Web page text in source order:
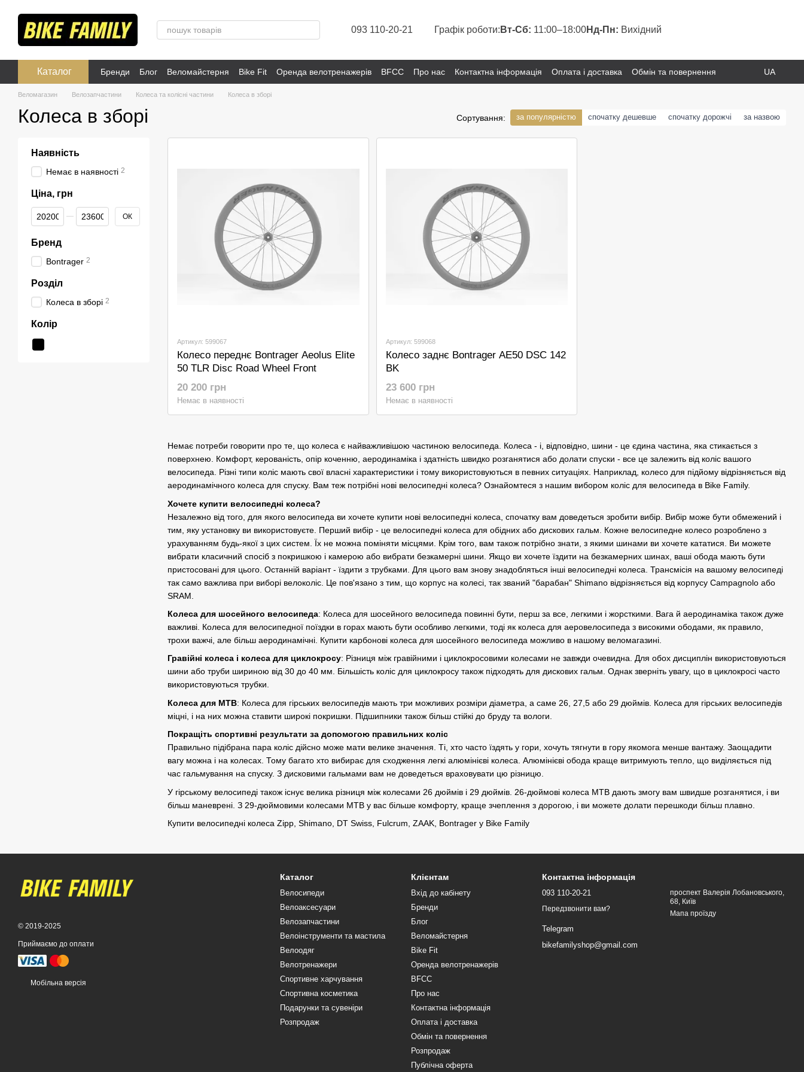
093 110-20-21 Графік роботи: Вт-Сб: 11:00–18:00Нд-Пн: Вихідний
Каталог Бренди Блог Веломайстерня Bike Fit Оренда велотренажерів BFCC Про нас Контактна інформація Оплата і доставка
Обмін та повернення
Розпродаж
Публічна оферта
UA
Веломагазин Велозапчастини Колеса та колісні частини Колеса в зборі
Колеса в зборі Сортування: за популярністю спочатку дешевше спочатку дорожчі за назвою
Немає потреби говорити про те, що колеса є найважливішою частиною велосипеда. Колеса - і, відповідно, шини - це єдина частина, яка стикається з
поверхнею. Комфорт, керованість, опір коченню, аеродинаміка і здатність швидко розганятися або долати спуски - все це залежить від коліс вашого
велосипеда. Різні типи коліс мають свої власні характеристики і тому використовуються в певних ситуаціях. Наприклад, колесо для підйому відрізняється від
аеродинамічного колеса для спуску. Вам теж потрібні нові велосипедні колеса? Ознайомтеся з нашим вибором коліс для велосипеда в Bike Family.
Хочете купити велосипедні колеса?
Незалежно від того, для якого велосипеда ви хочете купити нові велосипедні колеса, спочатку вам доведеться зробити вибір. Вибір може бути обмежений і
тим, яку установку ви використовуєте. Перший вибір - це велосипедні колеса для обідних або дискових гальм. Кожне велосипедне колесо розроблено з
урахуванням будь-якої з цих систем. Їх не можна поміняти місцями. Крім того, вам також потрібно знати, з якими шинами ви хочете кататися. Ви можете
вибрати класичний спосіб з покришкою і камерою або вибрати безкамерні шини. Якщо ви хочете їздити на безкамерних шинах, ваші обода мають бути
пристосовані для цього. Останній варіант - їздити з трубками. Для цього вам знову знадобляться інші велосипедні колеса. Трансмісія на вашому велосипеді
так само важлива при виборі велоколіс. Це пов'язано з тим, що корпус на колесі, так званий "барабан" Shimano відрізняється від корпусу Campagnolo або
SRAM.
Колеса для шосейного велосипеда: Колеса для шосейного велосипеда повинні бути, перш за все, легкими і жорсткими. Вага й аеродинаміка також дуже
важливі. Колеса для велосипедної поїздки в горах мають бути особливо легкими, тоді як колеса для аеровелосипеда з високими ободами, як правило,
трохи важчі, але більш аеродинамічні. Купити карбонові колеса для шосейного велосипеда можливо в нашому веломагазині.
Гравійні колеса і колеса для циклокросу: Різниця між гравійними і циклокросовими колесами не завжди очевидна. Для обох дисциплін використовуються
шини або труби шириною від 30 до 40 мм. Більшість коліс для циклокросу також підходять для дискових гальм. Однак зверніть увагу, що в циклокросі часто
використовуються трубки.
Колеса для MTB: Колеса для гірських велосипедів мають три можливих розміри діаметра, а саме 26, 27,5 або 29 дюймів. Колеса для гірських велосипедів
міцні, і на них можна ставити широкі покришки. Підшипники також більш стійкі до бруду та вологи.
Покращіть спортивні результати за допомогою правильних коліс
Правильно підібрана пара коліс дійсно може мати велике значення. Ті, хто часто їздять у гори, хочуть тягнути в гору якомога менше вантажу. Заощадити
вагу можна і на колесах. Тому багато хто вибирає для сходження легкі алюмінієві колеса. Алюмінієві обода краще витримують тепло, що виділяється під
час гальмування на спуску. З дисковими гальмами вам не доведеться враховувати цю різницю.
У гірському велосипеді також існує велика різниця між колесами 26 дюймів і 29 дюймів. 26-дюймові колеса MTB дають змогу вам швидше розганятися, і ви
більш маневрені. З 29-дюймовими колесами MTB у вас більше комфорту, краще зчеплення з дорогою, і ви можете долати перешкоди більш плавно.
Купити велосипедні колеса Zipp, Shimano, DT Swiss, Fulcrum, ZAAK, Bontrager у Bike Family
Артикул: 599067
Колесо переднє Bontrager Aeolus Elite
50 TLR Disc Road Wheel Front
20 200 грн
Немає в наявності
Артикул: 599068
Колесо заднє Bontrager AE50 DSC 142
BK
23 600 грн
Немає в наявності
Наявність
Немає в наявності 2
Ціна, грн
Від Ціна, грн
До Ціна, грн ОК
Бренд
Bontrager 2
Розділ
Колеса в зборі 2
Колір
© 2019-2025
Приймаємо до оплати
Мобільна версія
Каталог
Велосипеди
Велоаксесуари
Велозапчастини
Велоінструменти та мастила
Велоодяг
Велотренажери
Спортивне харчування
Спортивна косметика
Подарунки та сувеніри
Розпродаж
Клієнтам
Вхід до кабінету
Бренди
Блог
Веломайстерня
Bike Fit
Оренда велотренажерів
BFCC
Про нас
Контактна інформація
Оплата і доставка
Обмін та повернення
Розпродаж
Публічна оферта
Контактна інформація
093 110-20-21
Передзвонити вам?
Telegram
bikefamilyshop@gmail.com
проспект Валерія Лобановського,
68, Київ
Мапа проїзду